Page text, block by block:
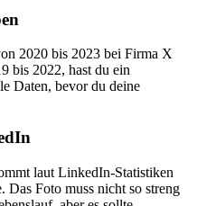
2020 bis 2023 bei Firma X
bis 2022, hast du ein
Daten, bevor du deine
laut LinkedIn-Statistiken
Foto muss nicht so streng